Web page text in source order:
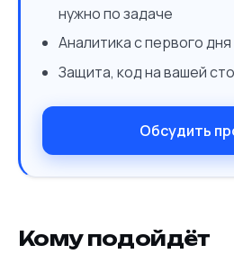
нужно по задаче
Аналитика с первого дня
Защита, код на вашей
Обсудить
Кому подойдёт